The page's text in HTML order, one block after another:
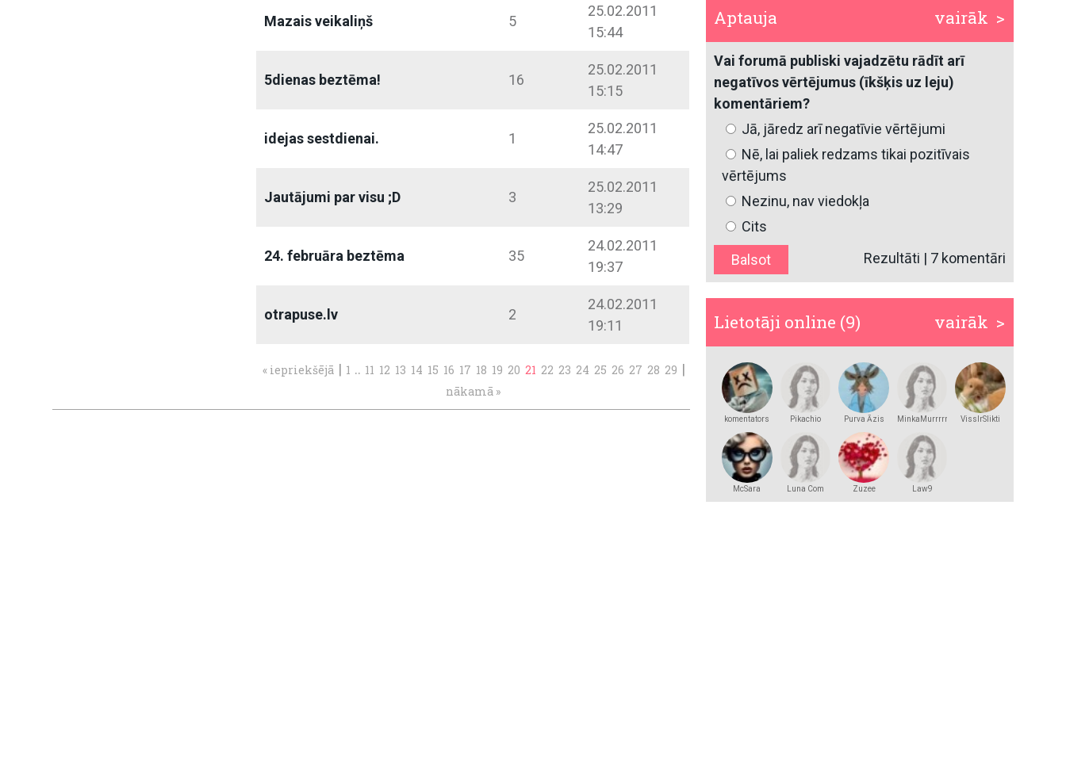
Mazais veikaliņš 5
25.02.2011
15:44
5dienas beztēma! 16
25.02.2011
15:15
idejas sestdienai. 1
25.02.2011
14:47
Jautājumi par visu ;D 3
25.02.2011
13:29
24. februāra beztēma 35
24.02.2011
19:37
otrapuse.lv 2
24.02.2011
19:11
« iepriekšējā | 1 .. 11 12 13 14 15 16 17 18 19 20 21 22 23 24 25 26 27 28 29 |
nākamā »
vairāk >
Aptauja
Vai forumā publiski vajadzētu rādīt arī
negatīvos vērtējumus (īkšķis uz leju)
komentāriem?
Jā, jāredz arī negatīvie vērtējumi
Nē, lai paliek redzams tikai pozitīvais
vērtējums
Nezinu, nav viedokļa
Cits
Rezultāti | 7 komentāri
vairāk >
Lietotāji online (9)
komentators Pikachio Purva Āzis MinkaMurrrrr VissIrSlikti
McSara
Luna Com
Zuzee Law9